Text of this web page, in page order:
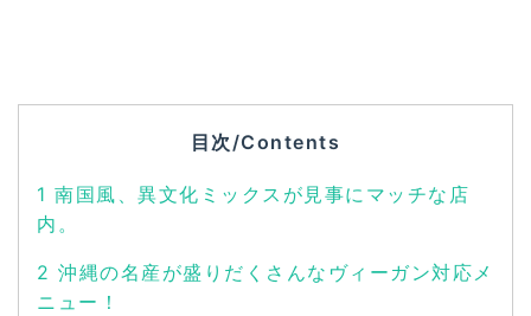
目次/Contents
1 南国風、異文化ミックスが見事にマッチな店
内。
2 沖縄の名産が盛りだくさんなヴィーガン対応メ
ニュー！